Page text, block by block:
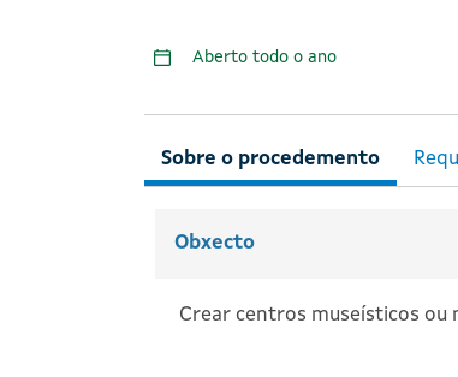
Aberto todo o ano
Sobre o procedemento
Obxecto
Crear centros museísticos